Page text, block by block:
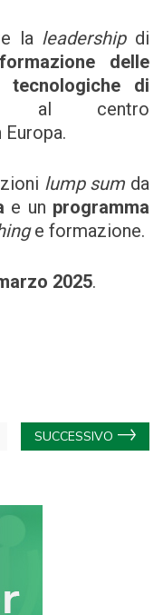
la leadership di
delle
di
al centro
lump sum da
e un programma
e formazione.
2025.
SUCCESSIVO